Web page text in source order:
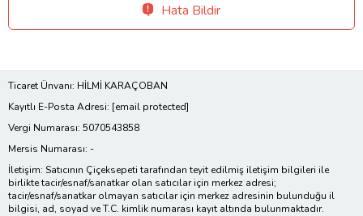
Hata Bildir
Ticaret Ünvanı: HİLMİ KARAÇOBAN
Kayıtlı E-Posta Adresi: [email protected]
Vergi Numarası: 5070543858
Mersis Numarası: -
İletişim: Satıcının Çiçeksepeti tarafından teyit edilmiş iletişim bilgileri ile
birlikte tacir/esnaf/sanatkar olan satıcılar için merkez adresi;
tacir/esnaf/sanatkar olmayan satıcılar için merkez adresinin bulunduğu il
bilgisi, ad, soyad ve T.C. kimlik numarası kayıt altında bulunmaktadır.